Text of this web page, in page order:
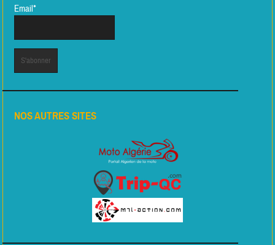
Email*
NOS AUTRES SITES